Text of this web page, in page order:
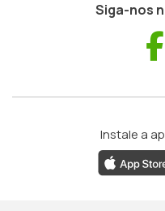
Siga-nos
Instale a